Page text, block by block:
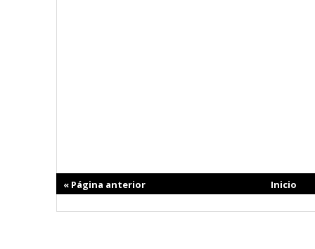
« Página anterior Inicio